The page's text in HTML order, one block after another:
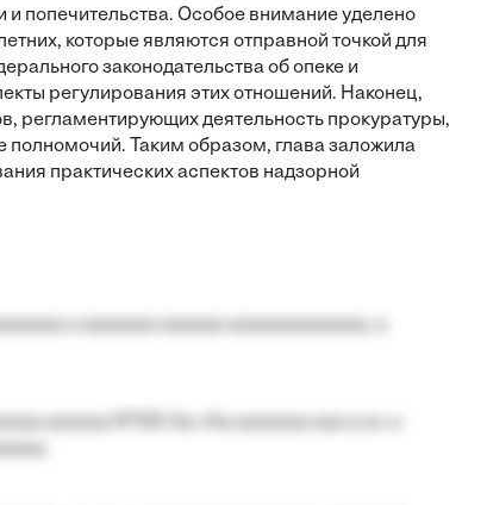
попечительства. Особое внимание уделено
которые являются отправной точкой для
законодательства об опеке и
регулирования этих отношений. Наконец,
регламентирующих деятельность прокуратуры,
полномочий. Таким образом, глава заложила
практических аспектов надзорной